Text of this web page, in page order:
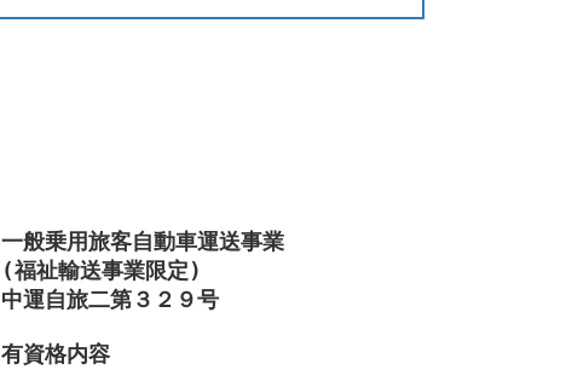
一般乗用旅客自動車運送事業
(福祉輸送事業限定)
中運自旅二第３２９号
有資格内容